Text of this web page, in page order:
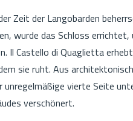
Zeit der Langobarden
wurde das Schloss
Il Castello di Quaglietta
sie ruht. Aus
unregelmäßige vierte Seite
verschönert.